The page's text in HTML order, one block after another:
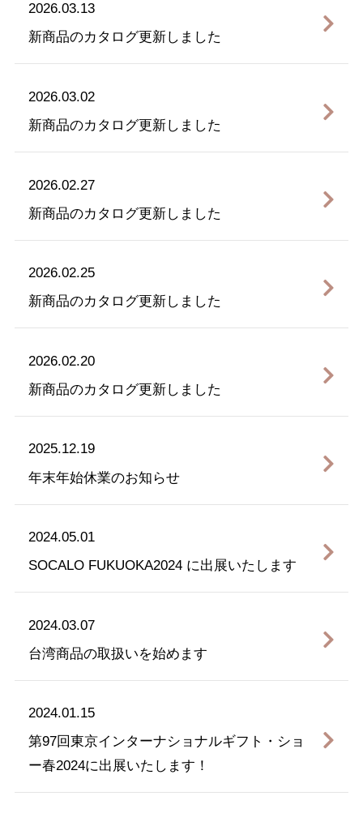
2026.03.13
新商品のカタログ更新しました
2026.03.02
新商品のカタログ更新しました
2026.02.27
新商品のカタログ更新しました
2026.02.25
新商品のカタログ更新しました
2026.02.20
新商品のカタログ更新しました
2025.12.19
年末年始休業のお知らせ
2024.05.01
SOCALO FUKUOKA2024 に出展いたします
2024.03.07
台湾商品の取扱いを始めます
2024.01.15
第97回東京インターナショナルギフト・ショ
ー春2024に出展いたします！